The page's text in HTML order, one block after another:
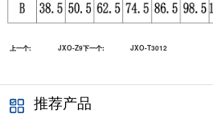
上一个: JXO-Z9下一个: JXO-T3012
推荐产品